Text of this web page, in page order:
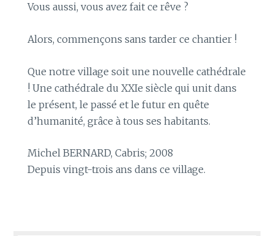
Vous aussi, vous avez fait ce rêve ?
Alors, commençons sans tarder ce chantier !
Que notre village soit une nouvelle cathédrale
! Une cathédrale du XXIe siècle qui unit dans
le présent, le passé et le futur en quête
d’humanité, grâce à tous ses habitants.
Michel BERNARD, Cabris; 2008
Depuis vingt-trois ans dans ce village.